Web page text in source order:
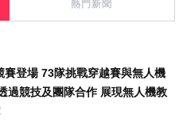
熱門新聞
賽登場 73隊挑戰穿越賽與無人機
過競技及團隊合作 展現無人機教